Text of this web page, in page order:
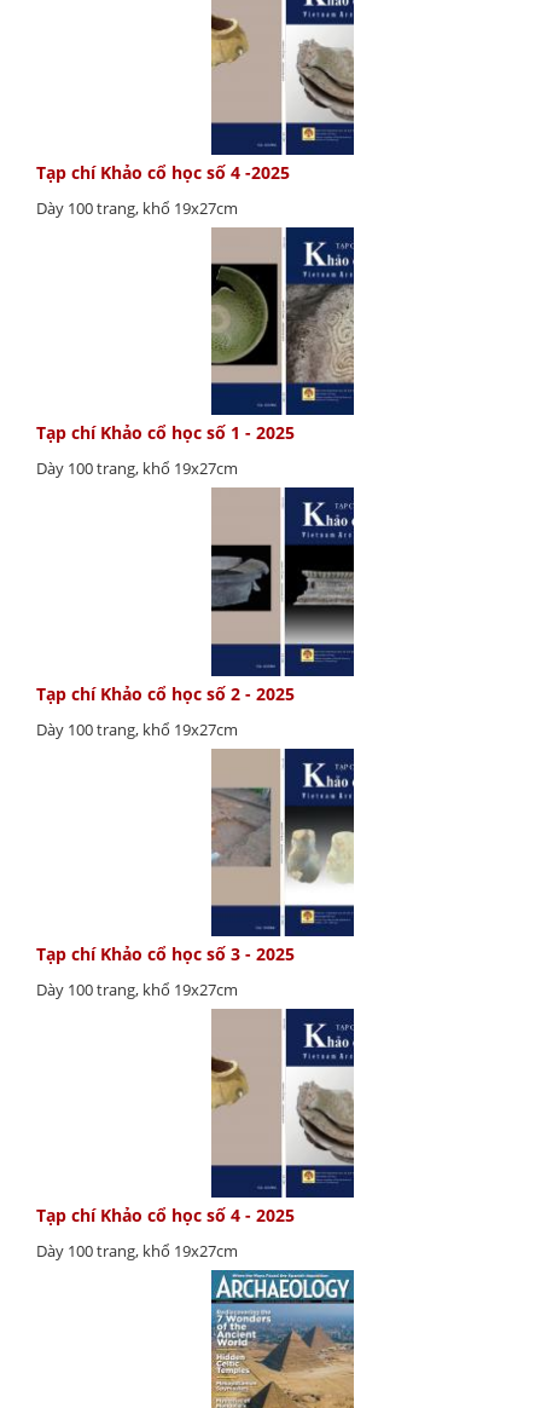
Tạp chí Khảo cổ học số 4 -2025
Dày 100 trang, khổ 19x27cm
Tạp chí Khảo cổ học số 1 - 2025
Dày 100 trang, khổ 19x27cm
Tạp chí Khảo cổ học số 2 - 2025
Dày 100 trang, khổ 19x27cm
Tạp chí Khảo cổ học số 3 - 2025
Dày 100 trang, khổ 19x27cm
Tạp chí Khảo cổ học số 4 - 2025
Dày 100 trang, khổ 19x27cm